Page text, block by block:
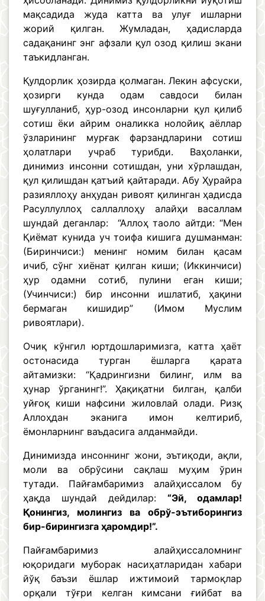
мақсадида жуда катта ва улуғ ишларни
жорий қилган. Жумладан, ҳадисларда
садақанинг энг афзали қул озод қилиш экани
таъкидланган.
Қулдорлик ҳозирда қолмаган. Лекин афсуски,
ҳозирги кунда одам савдоси билан
шуғулланиб, ҳур-озод инсонларни қул қилиб
сотиш ёки айрим оналикка нолойиқ аёллар
ўзларининг мурғак фарзандларини сотиш
ҳолатлари учраб турибди. Ваҳоланки,
динимиз инсонни сотишдан, уни хўрлашдан,
қул қилишдан қатъий қайтаради. Абу Ҳурайра
разияллоҳу анҳудан ривоят қилинган ҳадисда
Расуллуллоҳ саллаллоҳу алайҳи васаллам
шундай деганлар: “Аллоҳ таоло айтди: “Мен
Қиёмат кунида уч тоифа кишига душманман:
(Биринчиси:) менинг номим билан қасам
ичиб, сўнг хиёнат қилган киши; (Иккинчиси)
ҳур одамни сотиб, пулини еган киши;
(Учинчиси:) бир инсонни ишлатиб, ҳақини
бермаган кишидир” (Имом Муслим
ривоятлари).
Очиқ кўнгил юртдошларимизга, катта ҳаёт
остонасида турган ёшларга қарата
айтамизки: “Қадрингизни билинг, илм ва
ҳунар ўрганинг!”. Ҳақиқатни билган, қалби
уйғоқ киши нафсини жиловлай олади. Ризқ
Аллоҳдан эканига имон келтириб,
ёмонларнинг ваъдасига алданмайди.
Динимизда инсоннинг жони, эътиқоди, ақли,
моли ва обрўсини сақлаш муҳим ўрин
тутади. Пайғамбаримиз алайҳиссалом бу
ҳақда шундай дейдилар: “Эй, одамлар!
Қонингиз, молингиз ва обрў-эътиборингиз
бир-бирингизга ҳаромдир!”.
Пайғамбаримиз алайҳиссаломнинг
юқоридаги муборак насиҳатларидан хабари
йўқ баъзи ёшлар ижтимоий тармоқлар
орқали тўғри келган кимсани ғийбат ва